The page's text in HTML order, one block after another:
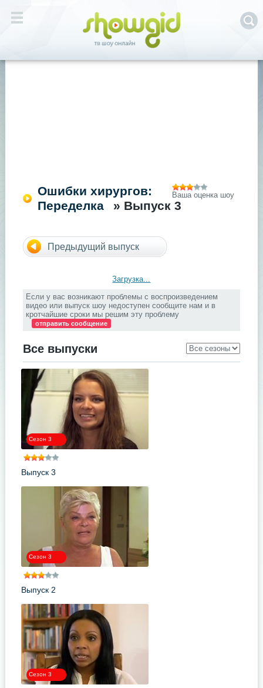
Ошибки хирургов:
Переделка
» Выпуск 3
Ваша оценка шоу
Предыдущий выпуск
Загрузка...
Если у вас возникают проблемы с воспроизведением
видео или выпуск шоу недоступен сообщите нам и в
кротчайшие сроки мы решим эту проблему
отправить сообщение
Все выпуски
Сезон 3
Выпуск 3
Сезон 3
Выпуск 2
Сезон 3